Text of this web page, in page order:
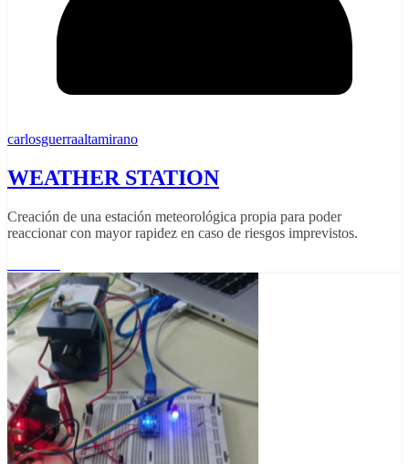
carlosguerraaltamirano
WEATHER STATION
Creación de una estación meteorológica propia para poder
reaccionar con mayor rapidez en caso de riesgos imprevistos.